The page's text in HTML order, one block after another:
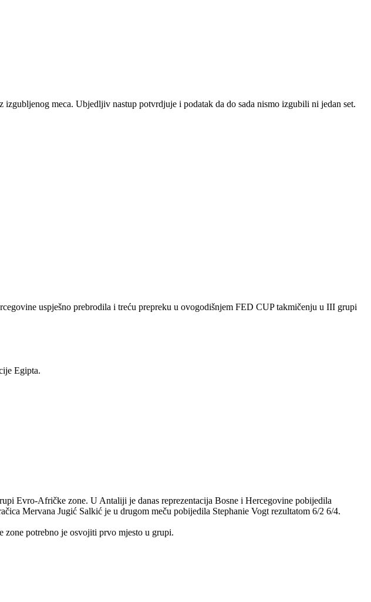
meca. Ubjedljiv nastup potvrdjuje i podatak da do sada nismo izgubili ni jedan set.
uspješno prebrodila i treću prepreku u ovogodišnjem FED CUP takmičenju u III grupi
Egipta.
Evro-Afričke zone. U Antaliji je danas reprezentacija Bosne i Hercegovine pobijedila
Mervana Jugić Salkić je u drugom meču pobijedila Stephanie Vogt rezultatom 6/2 6/4.
potrebno je osvojiti prvo mjesto u grupi.